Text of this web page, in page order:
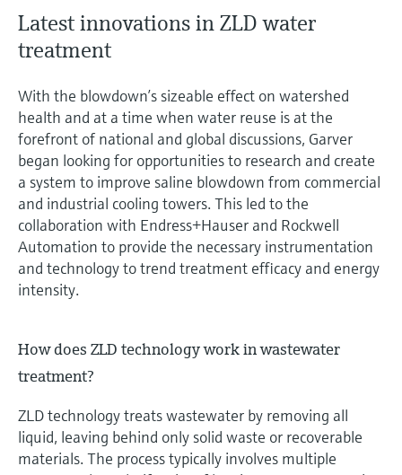
Latest innovations in ZLD water
treatment
With the blowdown’s sizeable effect on watershed
health and at a time when water reuse is at the
forefront of national and global discussions, Garver
began looking for opportunities to research and create
a system to improve saline blowdown from commercial
and industrial cooling towers. This led to the
collaboration with Endress+Hauser and Rockwell
Automation to provide the necessary instrumentation
and technology to trend treatment efficacy and energy
intensity.
How does ZLD technology work in wastewater
treatment?
ZLD technology treats wastewater by removing all
liquid, leaving behind only solid waste or recoverable
materials. The process typically involves multiple